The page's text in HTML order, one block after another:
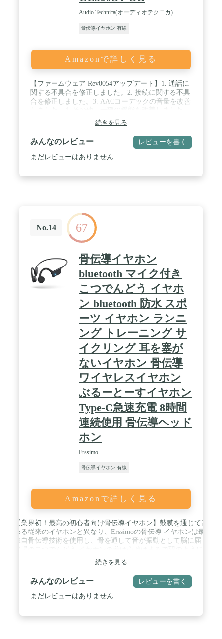
Audio Technica(オーディオテクニカ)
骨伝導イヤホン 有線
Amazonで詳しく見る
【ファームウェア Rev0054アップデート】1. 通話に
関する不具合を修正しました。2. 接続に関する不具
合を修正しました。3. AACコーデックの音量を改善
本アップデートには、Android・iOSアプリの
「Audio-Technica | Connect」を利用。＜2022年12月9
日＞ / "【VGP2023 企画賞】(部門賞:耳穴を塞がずに
音楽再生や通話ができる、世界初となる「軟骨伝
導」ヘッドホンの商品企画に対して) 【VGP2023 金
いため、耳が蒸れることなく衛生面でも安心してお
使いいただけます。※民生機器において。2022年9
月、株式会社CCHサウンド調べ。・本製品は、株式
会社CCHサウンドから許諾された特許を使用してい
ます。また、難聴の方の聞こえの改善を目的とした
製品（補聴器）ではありません。 / 【軟骨伝導で高
音質を実現する独自開発の振動ドライバー】耳穴を
塞がず、耳珠（じじゅ）と呼ばれる軟骨部に当てて
装着するだけで、高音質な音楽再生や通話を実現し
ます。 独自開発のA.P.S.S※を採用した振動ドライ
バー（PAT.P）により、外部振動 による音質劣化を
防ぎ、低音再生時の不快な振動を抑え、これまで
の“ながら聴き”の概念を変えるワイドレンジな音を
体感できます。※Acoustic Pure Sound Stabilizer（ア
コーステック・ピュア・サウンド・スタビライザ
ー）。外部振動によるノイズを低減し、軟骨伝導ヘ
ッドホンでありながら、原音を忠実に再生すること
ができる当社独自のメカニズム。 / 【“ながら聴
き”で、周りの状況にいつでも対応可能】通勤通学
の際に音楽や動画、ゲームやSNSを楽しむ際は、耳
穴をふさがないため、周りの音やアナウンスを確認
しながらコンテンツを楽しむことができます。ま
た、ご自宅でも急なチャイムへの応対や洗濯機の電
子音なども聞き漏らしません。家族からの問いかけ
にも反応でき、いつでもコミュニケーションが取れ
ます。 / 【 intelliGo 社が開発した AI ノイズリダク
ション（AIVC）を採用】オンライン会議や通話時
をクリアに届ける高性能なintelliGo社「AIノイズリ
ションを実現します。 / 【耳にかけるだけで自然に
フィット】耳にストレスなくかけられる、肌触りの
ドにはしなやかで軽量なチタニウムを使用したバン
ドを採用。長時間着けたままでも疲れにくい、軽く
自然な装着感を実現します。 / 【2 台の Bluetooth機
ットへ同時につなげられるため、Bluetooth接続され
た機器を切り替える手間が解消されます。例えば、
タブレットでライブ映像を楽しんでいるときに、ス
マートフォンに着信があっても、接続し直すことな
く即座に対応できます。 / 【連続約20時間再生、急
続きを見る
みんなのレビュー レビューを書く
まだレビューはありません
No.14 67
骨伝導イヤホン
bluetooth マイク付き
こつでんどう イヤホ
ン bluetooth 防水 スポ
ーツ イヤホン ランニ
ング トレーニング サ
イクリング 耳を塞が
ないイヤホン 骨伝導
ワイヤレスイヤホン
ぶるーとーすイヤホン
Type-C急速充電 8時間
連続使用 骨伝導ヘッド
ホン
Erssimo
骨伝導イヤホン 有線
Amazonで詳しく見る
🌟【業界初！最高の初心者向け骨伝導イヤホン】鼓膜を通じて音が
伝わる従来のイヤホンと異なり、Erssimoの骨伝導 イヤホンは最新
の独自骨伝導技術を使用し、骨を通して音が振動として脳に届く！
ても軽く、わずか29g！！耳を塞がず音楽が聴こえるから圧迫感が
なく、長時間使いでも疲れにくい！されに、従来骨伝導イヤホンと
比べ音漏れを約50％軽減することに成功。街の中で、アウトドア
で、オフィスで、いつでもどこでも耳を守りながら、シーンを選ば
ず安全に音楽を楽しめます！メガネとの相性も良好。初心者や耳に
続きを見る
みんなのレビュー レビューを書く
まだレビューはありません